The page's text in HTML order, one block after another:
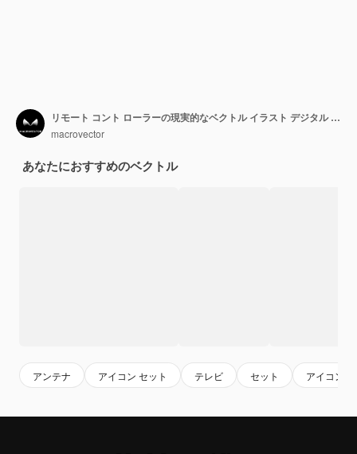
リモート コント ローラーの現実的なベクトル イラスト デジタル テレビ セットアップ ボックスの前面と背面のビュー
macrovector
あなたにおすすめのベクトル
アンテナ アイコン セット テレビ セット アイコン